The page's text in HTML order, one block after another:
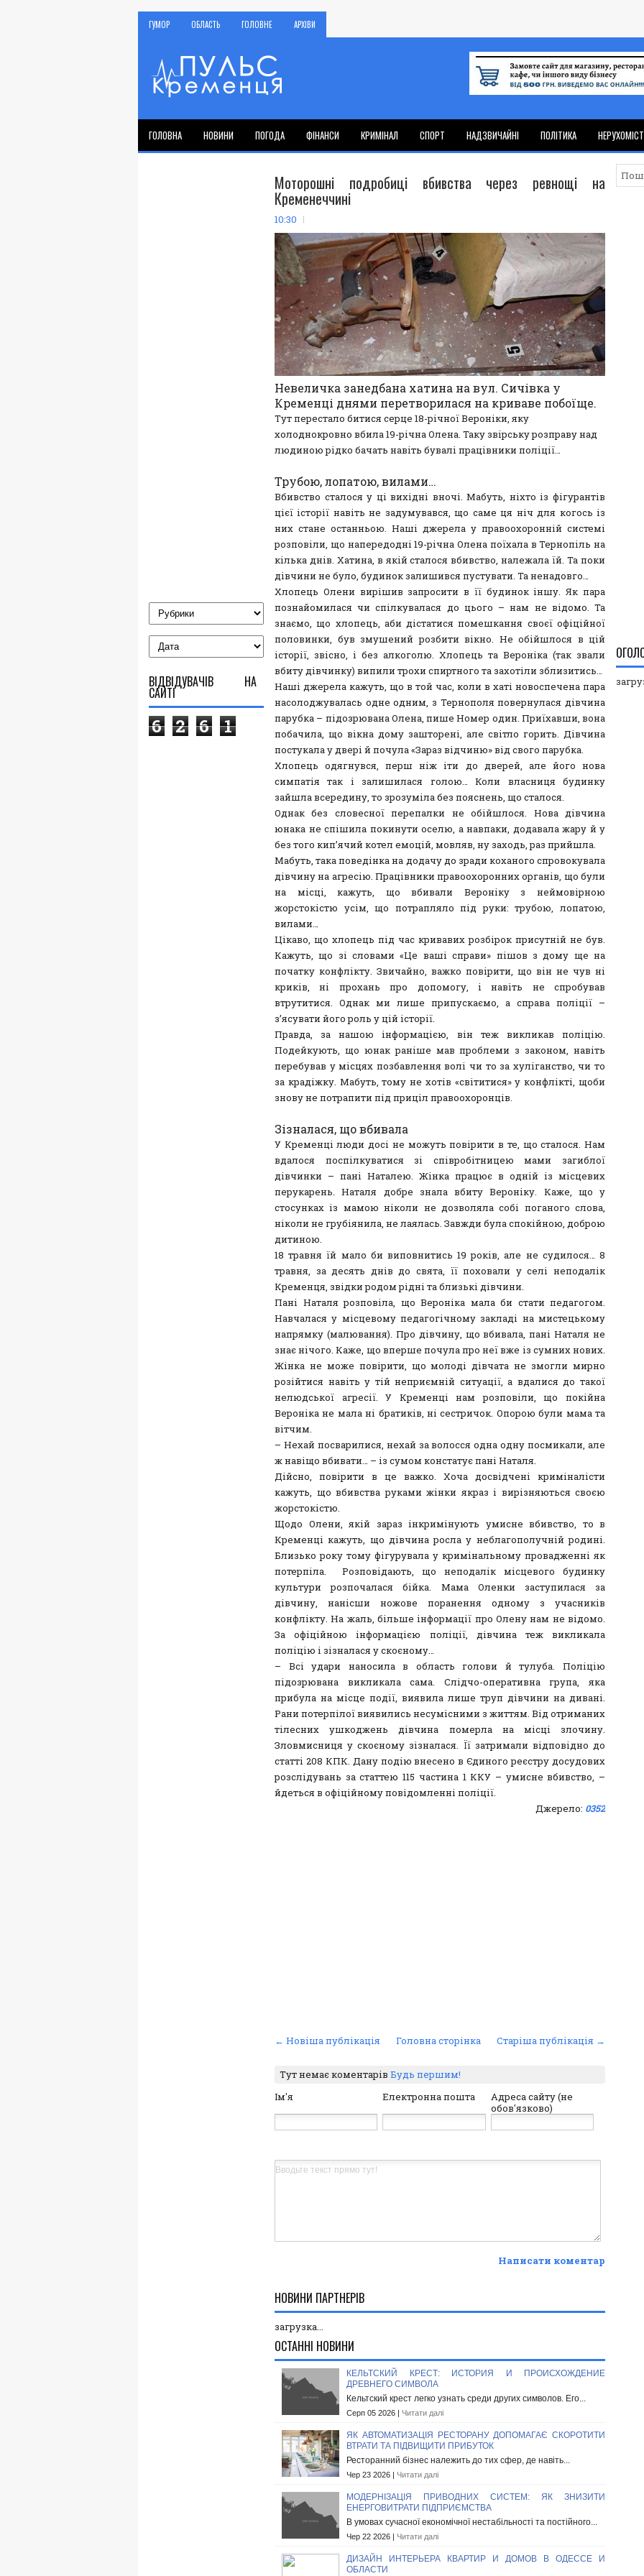
ГУМОР ОБЛАСТЬ ГОЛОВНЕ АРХІВИ
ГОЛОВНА НОВИНИ ПОГОДА ФІНАНСИ КРИМІНАЛ СПОРТ НАДЗВИЧАЙНІ ПОЛІТИКА
Моторошні подробиці вбивства через ревнощі на
Кременеччині
10:30
Невеличка занедбана хатина на вул. Сичівка у
Кременці днями перетворилася на криваве побоїще.
Тут перестало битися серце 18-річної Вероніки, яку
холоднокровно вбила 19-річна Олена. Таку звірську розправу над
людиною рідко бачать навіть бувалі працівники поліції…
Трубою, лопатою, вилами…
Вбивство сталося у ці вихідні вночі. Мабуть, ніхто із фігурантів
цієї історії навіть не задумувався, що саме ця ніч для когось із
них стане останньою. Наші джерела у правоохоронній системі
розповіли, що напередодні 19-річна Олена поїхала в Тернопіль на
кілька днів. Хатина, в якій сталося вбивство, належала їй. Та поки
дівчини не було, будинок залишився пустувати. Та ненадовго…
Хлопець Олени вирішив запросити в її будинок іншу. Як пара
познайомилася чи спілкувалася до цього – нам не відомо. Та
знаємо, що хлопець, аби дістатися помешкання своєї офіційної
половинки, був змушений розбити вікно. Не обійшлося в цій
історії, звісно, і без алкоголю. Хлопець та Вероніка (так звали
вбиту дівчинку) випили трохи спиртного та захотіли зблизитись…
Наші джерела кажуть, що в той час, коли в хаті новоспечена пара
насолоджувалась одне одним, з Тернополя повернулася дівчина
парубка – підозрювана Олена, пише Номер один. Приїхавши, вона
побачила, що вікна дому зашторені, але світло горить. Дівчина
постукала у двері й почула «Зараз відчиню» від свого парубка.
Хлопець одягнувся, перш ніж іти до дверей, але його нова
симпатія так і залишилася голою… Коли власниця будинку
зайшла всередину, то зрозуміла без пояснень, що сталося.
Однак без словесної перепалки не обійшлося. Нова дівчина
юнака не спішила покинути оселю, а навпаки, додавала жару й у
без того кип’ячий котел емоцій, мовляв, ну заходь, раз прийшла.
Мабуть, така поведінка на додачу до зради коханого спровокувала
дівчину на агресію. Працівники правоохоронних органів, що були
на місці, кажуть, що вбивали Вероніку з неймовірною
жорстокістю усім, що потрапляло під руки: трубою, лопатою,
вилами…
Цікаво, що хлопець під час кривавих розбірок присутній не був.
Кажуть, що зі словами «Це ваші справи» пішов з дому ще на
початку конфлікту. Звичайно, важко повірити, що він не чув ні
криків, ні прохань про допомогу, і навіть не спробував
втрутитися. Однак ми лише припускаємо, а справа поліції –
з’ясувати його роль у цій історії.
Правда, за нашою інформацією, він теж викликав поліцію.
Подейкують, що юнак раніше мав проблеми з законом, навіть
перебував у місцях позбавлення волі чи то за хуліганство, чи то
за крадіжку. Мабуть, тому не хотів «світитися» у конфлікті, щоби
знову не потрапити під приціл правоохоронців.
Зізналася, що вбивала
У Кременці люди досі не можуть повірити в те, що сталося. Нам
вдалося поспілкуватися зі співробітницею мами загиблої
дівчинки – пані Наталею. Жінка працює в одній із місцевих
перукарень. Наталя добре знала вбиту Вероніку. Каже, що у
стосунках із мамою ніколи не дозволяла собі поганого слова,
ніколи не грубіянила, не лаялась. Завжди була спокійною, доброю
дитиною.
18 травня їй мало би виповнитись 19 років, але не судилося… 8
травня, за десять днів до свята, її поховали у селі неподалік
Кременця, звідки родом рідні та близькі дівчини.
Пані Наталя розповіла, що Вероніка мала би стати педагогом.
Навчалася у місцевому педагогічному закладі на мистецькому
напрямку (малювання). Про дівчину, що вбивала, пані Наталя не
знає нічого. Каже, що вперше почула про неї вже із сумних нових.
Жінка не може повірити, що молоді дівчата не змогли мирно
розійтися навіть у тій неприємній ситуації, а вдалися до такої
нелюдської агресії. У Кременці нам розповіли, що покійна
Вероніка не мала ні братиків, ні сестричок. Опорою були мама та
вітчим.
– Нехай посварилися, нехай за волосся одна одну посмикали, але
ж навіщо вбивати… – із сумом констатує пані Наталя.
Дійсно, повірити в це важко. Хоча досвідчені криміналісти
кажуть, що вбивства руками жінки якраз і вирізняються своєю
жорстокістю.
Щодо Олени, якій зараз інкримінують умисне вбивство, то в
Кременці кажуть, що дівчина росла у неблагополучній родині.
Близько року тому фігурувала у кримінальному провадженні як
потерпіла. Розповідають, що неподалік місцевого будинку
культури розпочалася бійка. Мама Оленки заступилася за
дівчину, нанісши ножове поранення одному з учасників
конфлікту. На жаль, більше інформації про Олену нам не відомо.
За офіційною інформацією поліції, дівчина теж викликала
поліцію і зізналася у скоєному…
– Всі удари наносила в область голови й тулуба. Поліцію
підозрювана викликала сама. Слідчо-оперативна група, яка
прибула на місце події, виявила лише труп дівчини на дивані.
Рани потерпілої виявились несумісними з життям. Від отриманих
тілесних ушкоджень дівчина померла на місці злочину.
Зловмисниця у скоєному зізналася. Її затримали відповідно до
статті 208 КПК. Дану подію внесено в Єдиного реєстру досудових
розслідувань за статтею 115 частина 1 ККУ – умисне вбивство, –
йдеться в офіційному повідомленні поліції.
Джерело: 0352
← Новіша публікація Старіша публікація →
Головна сторінка
Тут немає коментарів Будь першим!
Ім'я
Електронна пошта
Адреса сайту (не
обов'язково)
Написати коментар
НОВИНИ ПАРТНЕРІВ
загрузка...
ОСТАННІ НОВИНИ
КЕЛЬТСКИЙ КРЕСТ: ИСТОРИЯ И ПРОИСХОЖДЕНИЕ
ДРЕВНЕГО СИМВОЛА
Кельтский крест легко узнать среди других символов. Его...
Серп 05 2026 | Читати далі
ЯК АВТОМАТИЗАЦІЯ РЕСТОРАНУ ДОПОМАГАЄ СКОРОТИТИ
ВТРАТИ ТА ПІДВИЩИТИ ПРИБУТОК
Ресторанний бізнес належить до тих сфер, де навіть...
Чер 23 2026 | Читати далі
МОДЕРНІЗАЦІЯ ПРИВОДНИХ СИСТЕМ: ЯК ЗНИЗИТИ
ЕНЕРГОВИТРАТИ ПІДПРИЄМСТВА
В умовах сучасної економічної нестабільності та постійного...
Чер 22 2026 | Читати далі
ДИЗАЙН ИНТЕРЬЕРА КВАРТИР И ДОМОВ В ОДЕССЕ И
ОБЛАСТИ
ВІДВІДУВАЧІВ НА
САЙТІ
6 2 6 1